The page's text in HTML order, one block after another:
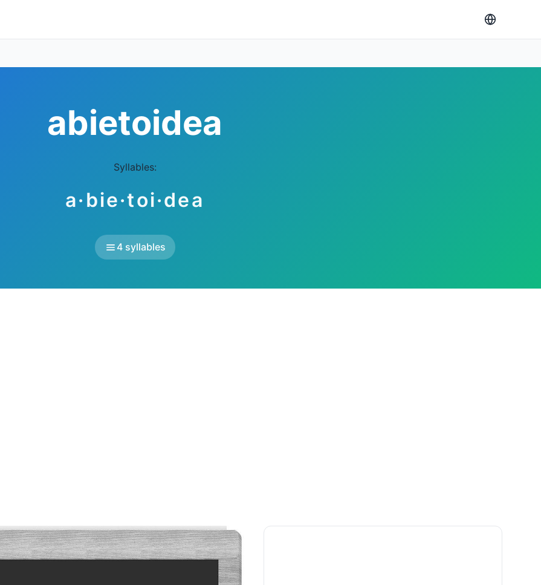
abietoidea
Syllables:
a·bie·toi·dea
4 syllables